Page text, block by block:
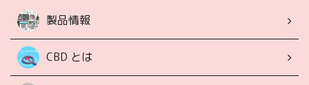
製品情報
CBD とは